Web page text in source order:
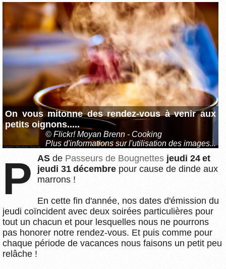
On vous mitonne des rendez-vous à venir aux
petits oignons.....
© Flickr! Moyan Brenn - Cooking
Plus d'informations sur l'utilisation des images...
PAS de Passeurs de Bougnettes jeudi 24 et
jeudi 31 décembre pour cause de dinde aux
marrons !
En cette fin d'année, nos dates d'émission du
jeudi coïncident avec deux soirées particulières pour
tout un chacun et pour lesquelles nous ne pourrons
pas honorer notre rendez-vous. Et puis comme pour
chaque période de vacances nous faisons un petit peu
relâche !